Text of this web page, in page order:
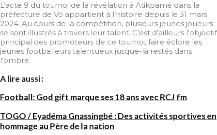
L’acte 9 du tournoi de la révélation à Atikpamé dans la
préfecture de Vo appartient à l’histoire depuis le 31 mars
2024. Au cours de la compétition, plusieurs jeunes joueurs
se sont illustrés à travers leur talent. C’est d’ailleurs l’objectif
principal des promoteurs de ce tournoi, faire éclore les
jeunes footballeurs talentueux jusque-là restés dans
l’ombre.
A lire aussi :
Football: God gift marque ses 18 ans avec RCJ fm
TOGO / Eyadéma Gnassingbé : Des activités sportives en
hommage au Père de la nation